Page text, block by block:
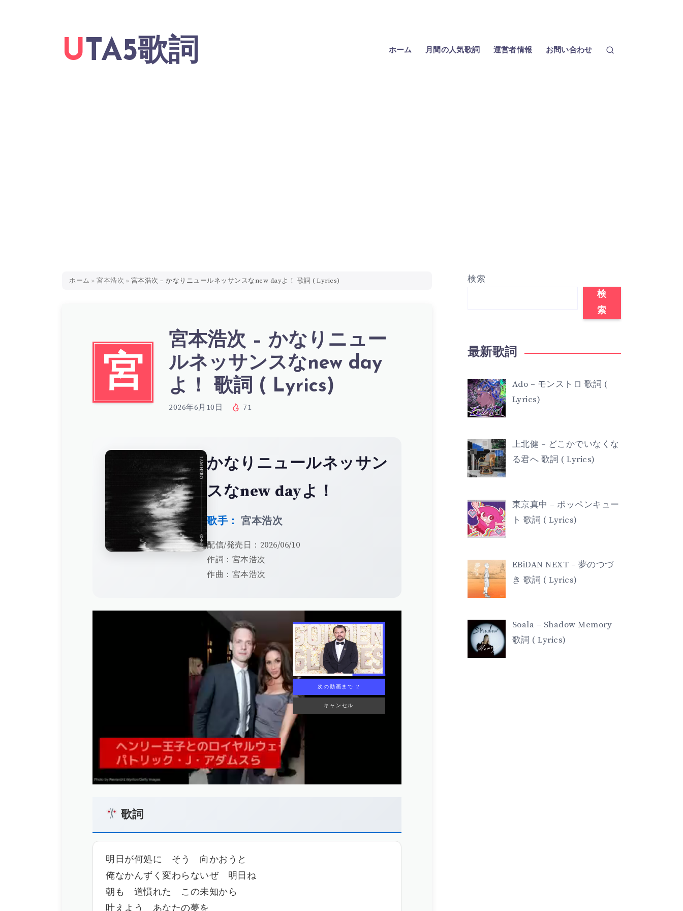
UTA5歌詞 ホーム 月間の人気歌詞 運営者情報 お問い合わせ
ホーム » 宮本浩次 » 宮本浩次 – かなりニュールネッサンスなnew dayよ！ 歌詞 ( Lyrics)
宮
宮本浩次 – かなりニュー
ルネッサンスなnew day
よ！ 歌詞 ( Lyrics)
2026年6月10日 71
かなりニュールネッサン
スなnew dayよ！
歌手： 宮本浩次
配信/発売日：2026/06/10
作詞：宮本浩次
作曲：宮本浩次
次の動画まで 1
キャンセル
歌詞
明日が何処に そう 向かおうと
俺なかんずく変わらないぜ 明日ね
朝も 道慣れた この未知から
叶えよう あなたの夢を
検索
検
索
最新歌詞
Ado – モンストロ 歌詞 (
Lyrics)
上北健 – どこかでいなくな
る君へ 歌詞 ( Lyrics)
東京真中 – ポッペンキュー
ト 歌詞 ( Lyrics)
EBiDAN NEXT – 夢のつづ
き 歌詞 ( Lyrics)
Soala – Shadow Memory
歌詞 ( Lyrics)